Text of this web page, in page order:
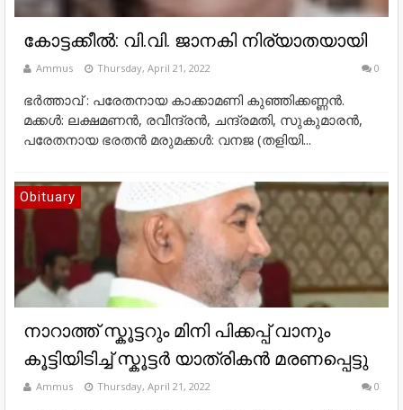
കോട്ടക്കീൽ: വി.വി. ജാനകി നിര്യാതയായി
Ammus Thursday, April 21, 2022 0
ഭർത്താവ് : പരേതനായ കാക്കാമണി കുഞ്ഞിക്കണ്ണൻ.
മക്കൾ: ലക്ഷമണൻ, രവീന്ദ്രൻ, ചന്ദ്രമതി, സുകുമാരൻ,
പരേതനായ ഭരതൻ മരുമക്കൾ: വനജ (തളിയി...
Obituary
നാറാത്ത് സ്കൂട്ടറും മിനി പിക്കപ്പ് വാനും
കൂട്ടിയിടിച്ച് സ്കൂട്ടർ യാത്രികൻ മരണപ്പെട്ടു
Ammus Thursday, April 21, 2022 0